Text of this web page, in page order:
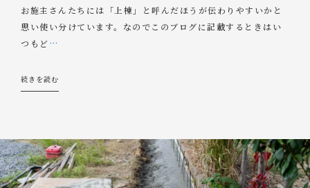
お施主さんたちには「上棟」と呼んだほうが伝わりやすいかと
思い使い分けています。なのでこのブログに記載するときはい
つもど…
続きを読む